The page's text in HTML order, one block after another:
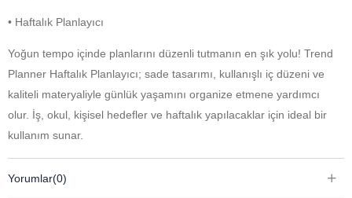
• Haftalık Planlayıcı
Yoğun tempo içinde planlarını düzenli tutmanın en şık yolu! Trend
Planner Haftalık Planlayıcı; sade tasarımı, kullanışlı iç düzeni ve
kaliteli materyaliyle günlük yaşamını organize etmene yardımcı
olur. İş, okul, kişisel hedefler ve haftalık yapılacaklar için ideal bir
kullanım sunar.
yapısıyla sayfaları rahatça kullanabilirsin. Kaliteli 1. hamur kağıdı
Yorumlar(0)